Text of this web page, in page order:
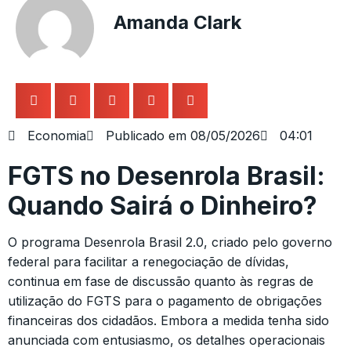
Amanda Clark
Economia Publicado em 08/05/2026 04:01
FGTS no Desenrola Brasil:
Quando Sairá o Dinheiro?
O programa Desenrola Brasil 2.0, criado pelo governo
federal para facilitar a renegociação de dívidas,
continua em fase de discussão quanto às regras de
utilização do FGTS para o pagamento de obrigações
financeiras dos cidadãos. Embora a medida tenha sido
anunciada com entusiasmo, os detalhes operacionais